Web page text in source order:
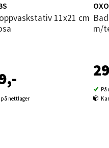
nettlager
OXO
Baderomsskrubb
m/
På